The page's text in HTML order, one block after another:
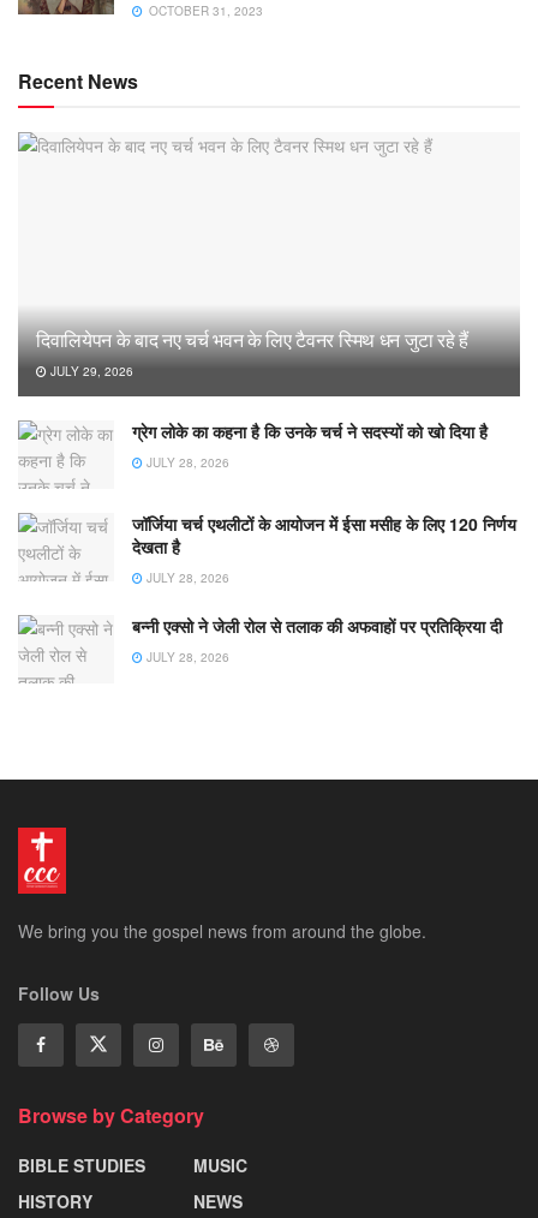
OCTOBER 31, 2023
Recent News
दिवालियेपन के बाद नए चर्च भवन के लिए टैवनर स्मिथ धन जुटा रहे हैं
JULY 29, 2026
ग्रेग लोके का कहना है कि उनके चर्च ने सदस्यों को खो दिया है
JULY 28, 2026
जॉर्जिया चर्च एथलीटों के आयोजन में ईसा मसीह के लिए 120 निर्णय
देखता है
JULY 28, 2026
बन्नी एक्सो ने जेली रोल से तलाक की अफवाहों पर प्रतिक्रिया दी
JULY 28, 2026
We bring you the gospel news from around the globe.
Follow Us
Browse by Category
BIBLE STUDIES
HISTORY
MUSIC
NEWS